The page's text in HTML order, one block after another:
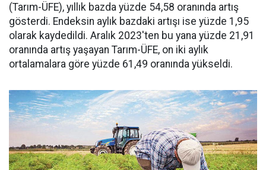
(Tarım-ÜFE), yıllık bazda yüzde 54,58 oranında artış
gösterdi. Endeksin aylık bazdaki artışı ise yüzde 1,95
olarak kaydedildi. Aralık 2023'ten bu yana yüzde 21,91
oranında artış yaşayan Tarım-ÜFE, on iki aylık
ortalamalara göre yüzde 61,49 oranında yükseldi.